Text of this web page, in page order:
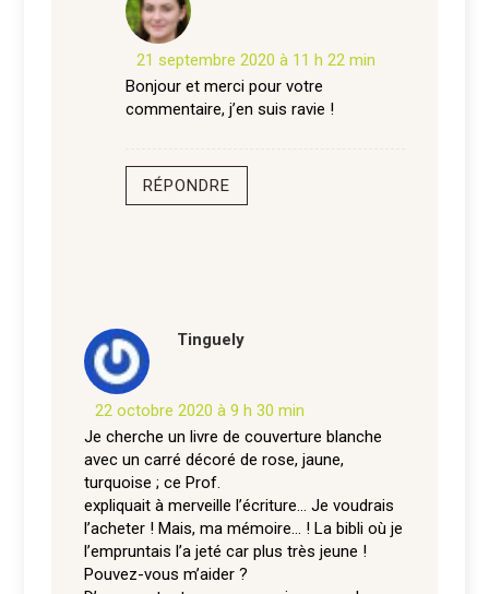
21 septembre 2020 à 11 h 22 min
Bonjour et merci pour votre
commentaire, j’en suis ravie !
RÉPONDRE
Tinguely
22 octobre 2020 à 9 h 30 min
Je cherche un livre de couverture blanche
avec un carré décoré de rose, jaune,
turquoise ; ce Prof.
expliquait à merveille l’écriture… Je voudrais
l’acheter ! Mais, ma mémoire… ! La bibli où je
l’empruntais l’a jeté car plus très jeune !
Pouvez-vous m’aider ?